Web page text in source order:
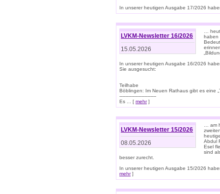
In unserer heutigen Ausgabe 17/2026
LVKM-Newsletter 16/2026
15.05.2026
…
haben
In unserer heutigen Ausgabe 16/2026
Sie ausgesucht:
Teilhabe
Böblingen: Im Neuen Rathaus gibt es eine
-------------------------
Es ... [ mehr]
LVKM-Newsletter 15/2026
08.05.2026
… am
Abdul
Esel
sind
besser zurecht.
In unserer heutigen Ausgabe 15/2026
mehr]